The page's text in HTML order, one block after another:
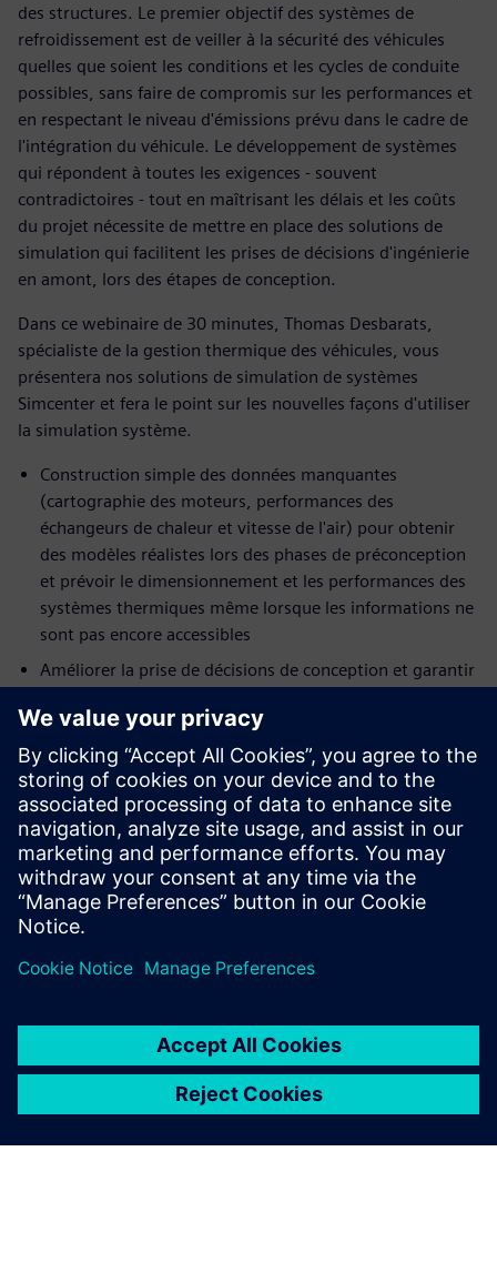
des structures. Le premier objectif des systèmes de
refroidissement est de veiller à la sécurité des véhicules
quelles que soient les conditions et les cycles de conduite
possibles, sans faire de compromis sur les performances et
en respectant le niveau d'émissions prévu dans le cadre de
l'intégration du véhicule. Le développement de systèmes
qui répondent à toutes les exigences - souvent
contradictoires - tout en maîtrisant les délais et les coûts
du projet nécessite de mettre en place des solutions de
simulation qui facilitent les prises de décisions d'ingénierie
en amont, lors des étapes de conception.
Dans ce webinaire de 30 minutes, Thomas Desbarats,
spécialiste de la gestion thermique des véhicules, vous
présentera nos solutions de simulation de systèmes
Simcenter et fera le point sur les nouvelles façons d'utiliser
la simulation système.
Construction simple des données manquantes
(cartographie des moteurs, performances des
échangeurs de chaleur et vitesse de l'air) pour obtenir
des modèles réalistes lors des phases de préconception
et prévoir le dimensionnement et les performances des
systèmes thermiques même lorsque les informations ne
sont pas encore accessibles
Améliorer la prise de décisions de conception et garantir
différentes contraintes (coûts, temps, exigences de
conception, économie de carburant...)
Améliorez la structure de votre moteur et de votre
véhicule en fonction de vos besoins en gestion
thermique, dès la première étape de votre cycle de
développement. : systèmes de réchauffement et de
refroidissement.
Ce webinaire sera animé en anglais.